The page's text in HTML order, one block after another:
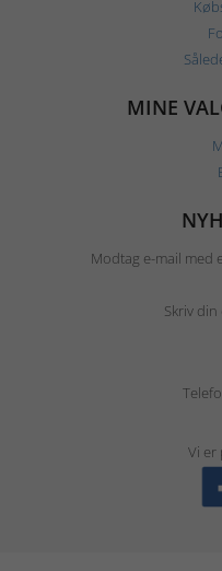
MINE
Modtag e-mail med
Skriv
Vi er